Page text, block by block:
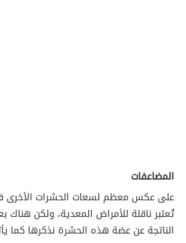
المضاعفات
على عكس معظم لسعات الحشرات الأخرى
تُعتبر ناقلة للأمراض المعدية، ولكن
الناتجة عن عضة هذه الحشرة نذكرها كما